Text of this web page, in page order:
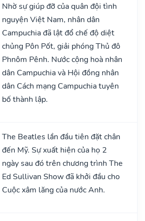
Nhờ sự giúp đỡ của quân đội tình
nguyện Việt Nam, nhân dân
Campuchia đã lật đổ chế độ diệt
chủng Pôn Pốt, giải phóng Thủ đô
Phnôm Pênh. Nước cộng hoà nhân
dân Campuchia và Hội đồng nhân
dân Cách mạng Campuchia tuyên
bố thành lập.
The Beatles lần đầu tiên đặt chân
đến Mỹ. Sự xuất hiện của họ 2
ngày sau đó trên chương trình The
Ed Sullivan Show đã khởi đầu cho
Cuộc xâm lăng của nước Anh.